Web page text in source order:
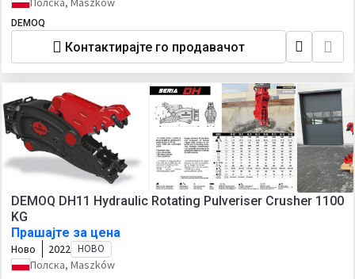
DEMOQ
Контактирајте го продавачот
DEMOQ DH11 Hydraulic Rotating Pulveriser Crusher 1100
KG
Прашајте за цена
Ново 2022 НОВО
Полска, Maszków